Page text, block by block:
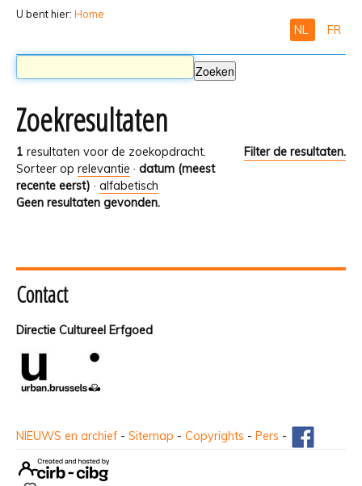
U bent hier: Home
NL FR
Zoekresultaten
1 resultaten voor de zoekopdracht.
Filter de resultaten.
Sorteer op relevantie · datum (meest
recente eerst) · alfabetisch
Geen resultaten gevonden.
Contact
Directie Cultureel Erfgoed
NIEUWS en archief - Sitemap - Copyrights - Pers -